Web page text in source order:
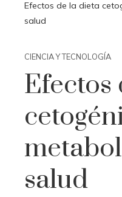
Efectos de la dieta
salud
CIENCIA Y TECNOLOGÍA
Efectos
salud